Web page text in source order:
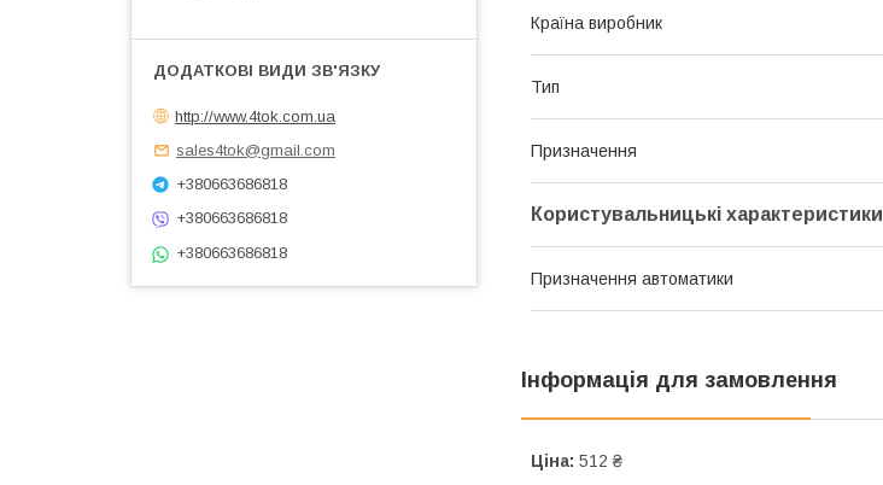
Країна виробник
Тип
Призначення
Користувальницькі характеристики
Призначення автоматики
Інформація для замовлення
Ціна: 512 ₴
http://www.4tok.com.ua
sales4tok@gmail.com
+380663686818
+380663686818
+380663686818